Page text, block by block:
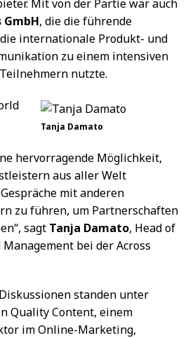
Mit von der Partie war auch
GmbH, die die führende
internationale Produkt- und
zu einem intensiven
nutzte.
Tanja Damato
hervorragende Möglichkeit,
aus aller Welt
mit anderen
zu führen, um Partnerschaften
sagt Tanja Damato, Head of
bei der Across
standen unter
Quality Content, einem
im Online-Marketing,